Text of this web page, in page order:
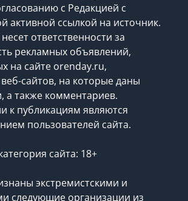
с Редакцией с
активной ссылкой на источник.
ответственности за
рекламных объявлений,
на сайте orenday.ru,
сайтов, на которые даны
а также комментариев.
к публикациям являются
пользователей сайта.
сайта: 18+
экстремистскими и
следующие организации из